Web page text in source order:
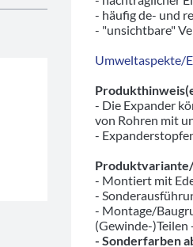
- häufig de- und
- "unsichtbare"
Umweltaspekte/
- Die Expander
von Rohren mit
-
- Montiert mit
-
- Montage/
(Gewinde-)Teilen
- Sonderfarben